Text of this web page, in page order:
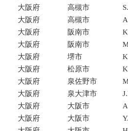
大阪府
高槻市
大阪府
高槻市
大阪府
阪南市
大阪府
阪南市
大阪府
堺市
大阪府
松原市
大阪府
泉佐野市
大阪府
泉大津市
大阪府
大阪市
大阪府
大阪市